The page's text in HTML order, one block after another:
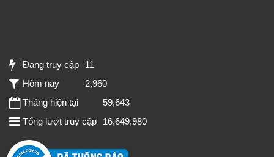
Đang truy cập
11
Hôm nay
2,960
Tháng hiện tại
59,643
Tổng lượt truy cập
16,649,980